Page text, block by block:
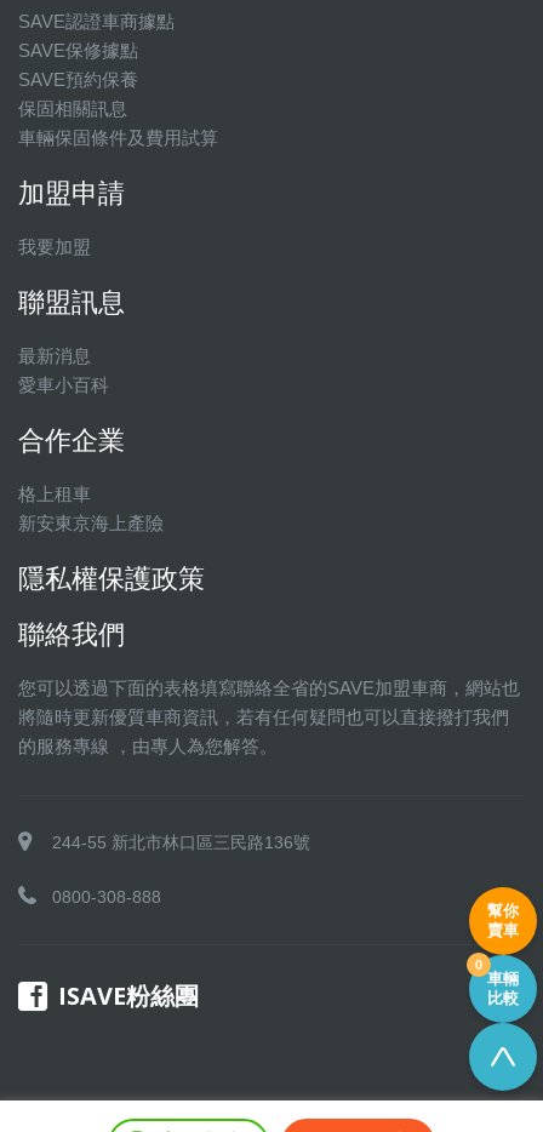
SAVE認證車商據點
SAVE保修據點
SAVE預約保養
保固相關訊息
車輛保固條件及費用試算
加盟申請
我要加盟
聯盟訊息
最新消息
愛車小百科
合作企業
格上租車
新安東京海上產險
隱私權保護政策
聯絡我們
您可以透過下面的表格填寫聯絡全省的SAVE加盟車商，網站也
將隨時更新優質車商資訊，若有任何疑問也可以直接撥打我們
的服務專線 ，由專人為您解答。
244-55 新北市林口區三民路136號
0800-308-888
ISAVE粉絲團
幫你
賣車
車輛
比較
0